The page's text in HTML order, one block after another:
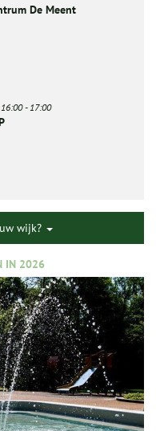
De Meent
16:00-17:00
wijk?
IN 2026